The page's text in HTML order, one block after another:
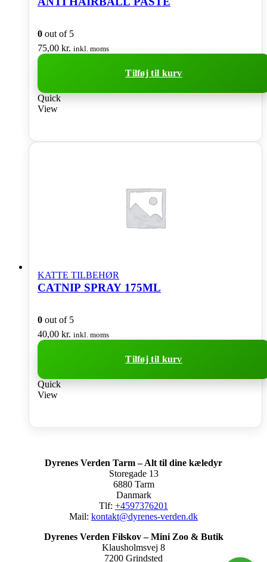
0 out of 5
75,00 kr. inkl. moms
Tilføj til kurv
Quick
View
KATTE TILBEHØR
CATNIP SPRAY 175ML
0 out of 5
40,00 kr. inkl. moms
Tilføj til kurv
Quick
View
Dyrenes Verden Tarm – Alt til dine kæledyr
Storegade 13
6880 Tarm
Danmark
Tlf: +4597376201
Mail: kontakt@dyrenes-verden.dk
Dyrenes Verden Filskov – Mini Zoo & Butik
Klausholmsvej 8
7200 Grindsted